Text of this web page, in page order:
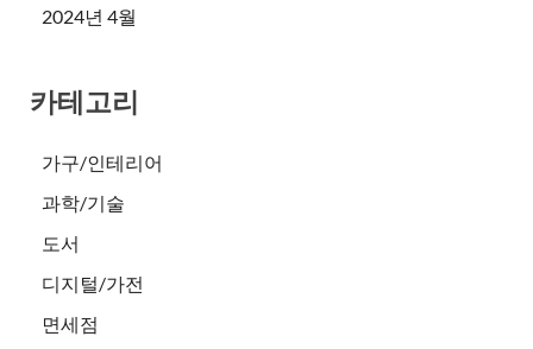
2024년 4월
카테고리
가구/인테리어
과학/기술
도서
디지털/가전
면세점